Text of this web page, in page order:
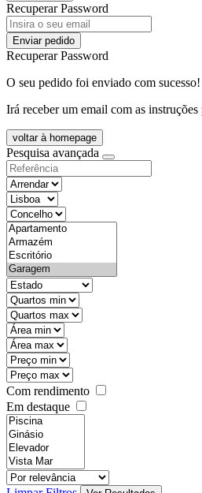
Recuperar Password
Enviar pedido
Recuperar Password
O seu pedido foi enviado com sucesso!
Irá receber um email com as
voltar à homepage
Pesquisa avançada
objective
districtId
countyId
types
state
mintypo
maxtypo
minarea
maxarea
minprice
maxprice
Com rendimento
Em destaque
features
realestateOrder